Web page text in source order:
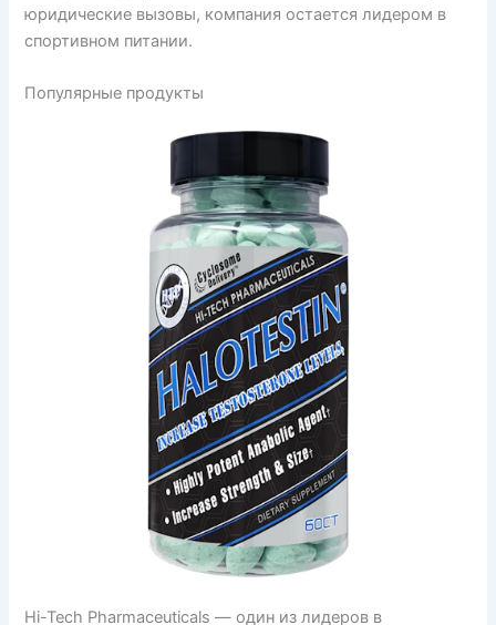
юридические вызовы, компания остается лидером в
спортивном питании.
Популярные продукты
Hi-Tech Pharmaceuticals — один из лидеров в